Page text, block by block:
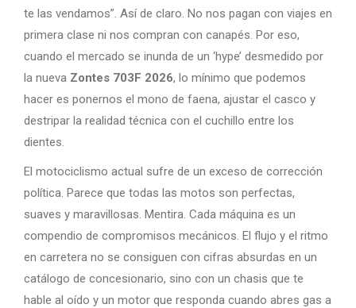
te las vendamos”. Así de claro. No nos pagan con viajes en
primera clase ni nos compran con canapés. Por eso,
cuando el mercado se inunda de un ‘hype’ desmedido por
la nueva Zontes 703F 2026, lo mínimo que podemos
hacer es ponernos el mono de faena, ajustar el casco y
destripar la realidad técnica con el cuchillo entre los
dientes.
El motociclismo actual sufre de un exceso de corrección
política. Parece que todas las motos son perfectas,
suaves y maravillosas. Mentira. Cada máquina es un
compendio de compromisos mecánicos. El flujo y el ritmo
en carretera no se consiguen con cifras absurdas en un
catálogo de concesionario, sino con un chasis que te
hable al oído y un motor que responda cuando abres gas a